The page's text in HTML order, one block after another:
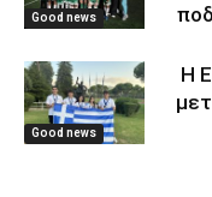
Good news
Good news
Η